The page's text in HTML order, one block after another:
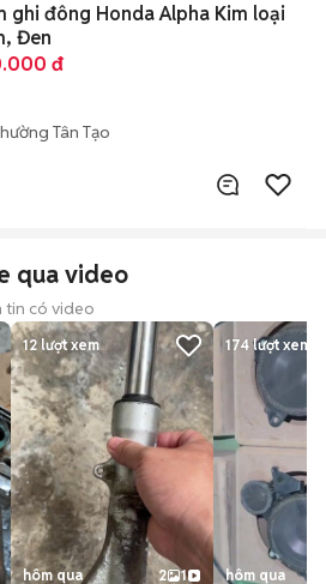
ghi đông Honda Alpha Kim loại
Đen
đ
Tân Tạo
qua video
tin có video
12 lượt xem
hôm qua 2 1
174 lượt xem
hôm qua